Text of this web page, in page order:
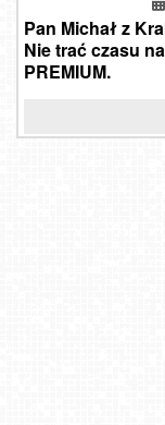
Pan Michał z
Nie trać czasu
PREMIUM.